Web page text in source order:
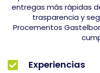
entregas más rápidas
trasparencia y
Procementos
Experiencias